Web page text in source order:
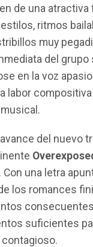
de una atractiva
ritmos
muy
del grupo
en la voz
labor
del nuevo
una letra
los romances
suficientes